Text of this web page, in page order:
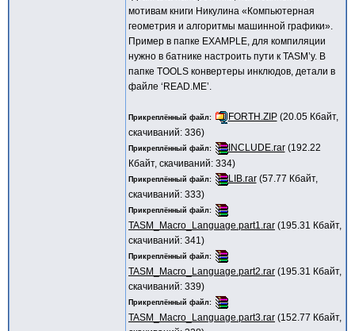
мотивам книги Никулина «Компьютерная
геометрия и алгоритмы машинной графики».
Пример в папке EXAMPLE, для компиляции
нужно в батнике настроить пути к TASM’у. В
папке TOOLS конвертеры инклюдов, детали в
файле ‘READ.ME’.
Прикреплённый файл FORTH.ZIP(20.05 Кбайт,
скачиваний: 336)
Прикреплённый файл INCLUDE.rar(192.22
Кбайт, скачиваний: 334)
Прикреплённый файл LIB.rar(57.77 Кбайт,
скачиваний: 333)
Прикреплённый файл
TASM_Macro_Language.part1.rar (195.31 Кбайт,
скачиваний: 341)
Прикреплённый файл
TASM_Macro_Language.part2.rar (195.31 Кбайт,
скачиваний: 339)
Прикреплённый файл
TASM_Macro_Language.part3.rar (152.77 Кбайт,